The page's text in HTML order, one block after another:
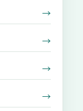
→
→
→
→